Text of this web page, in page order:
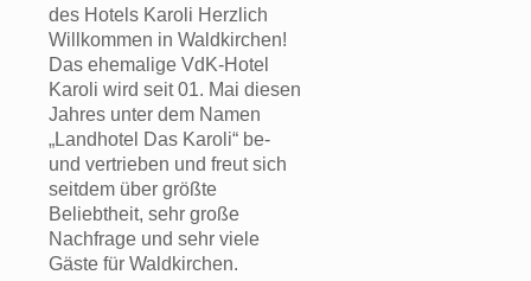
des Hotels Karoli Herzlich
Willkommen in Waldkirchen!
Das ehemalige VdK-Hotel
Karoli wird seit 01. Mai diesen
Jahres unter dem Namen
„Landhotel Das Karoli“ be-
und vertrieben und freut sich
seitdem über größte
Beliebtheit, sehr große
Nachfrage und sehr viele
Gäste für Waldkirchen.